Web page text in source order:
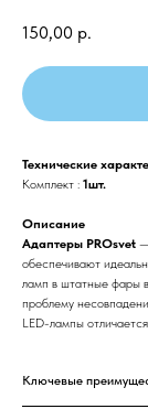
150,00 р.
Технические
Комплект : 1шт.
Описание
Адаптеры PROsvet —
обеспечивают
ламп в штатные фары
проблему
LED-лампы
Ключевые